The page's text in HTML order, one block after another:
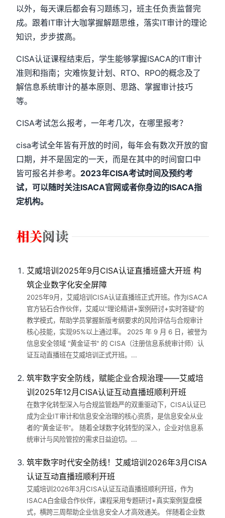
以外，每天课后都会有习题练习，班主任负责监督完
成。跟着IT审计大咖掌握解题思维，落实IT审计的理论
知识，步步拔高。
CISA认证课程结束后，学生能够掌握ISACA的IT审计
准则和指南；灾难恢复计划、RTO、RPO的概念及了
解信息系统审计的基本原则、思路、掌握审计技巧
等。
CISA考试怎么报考，一年考几次，在哪里报考？
cisa考试全年皆有开放的时间，每年会有数次开放的窗
口期，并不是固定的一天，而是在其中的时间窗口中
皆可报名并参考。 2023年CISA考试时间及预约考
试，可以随时关注ISACA官网或者你身边的ISACA指
定机构。
艾威培训2025年9月CISA认证直播班盛大开班 构
筑企业数字化安全屏障
2025年9月，艾威培训CISA认证直播班正式开班。作为ISACA
官方钻石合作伙伴，艾威以"理论精讲+案例研讨+实时答疑"的
教学模式，帮助学员掌握新版考纲要求的风险评估与合规审计
核心技能，实现95%以上通过率。 2025 年 9 月 6 日，被誉为
信息安全领域 "黄金证书" 的 CISA（注册信息系统审计师）认
证互动直播班在艾威培训正式开班。...
筑牢数字安全防线，赋能企业合规治理——艾威培
训2025年12月CISA认证互动直播班顺利开班
在数字化转型深入与合规监管趋严的双重驱动下，CISA认证已
成为企业IT审计和信息安全治理的核心资质，是信息安全从业
者的"黄金证书"。 随着全球数字化转型的深入，企业对信息系
统审计与风险管控的需求日益迫切。...
筑牢数字时代安全防线！艾威培训2026年3月CISA
认证互动直播班顺利开班
艾威培训2026年3月CISA认证互动直播班顺利开班，作为
ISACA白金级合作伙伴，课程采用专题研讨+真实案例复盘模
式，横跨三周帮助企业信息安全人才高效通关。 伴随着企业数